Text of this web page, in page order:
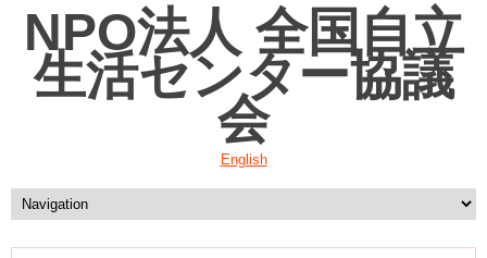
NPO法人 全国自立
生活センター協議
会
English